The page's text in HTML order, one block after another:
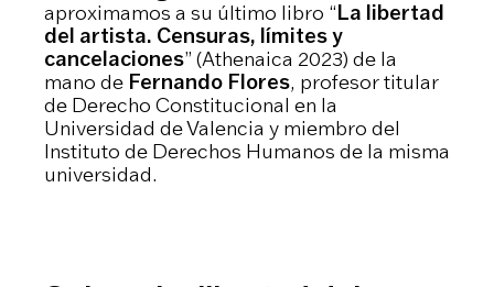
aproximamos a su último libro “La libertad
del artista. Censuras, límites y
cancelaciones” (Athenaica 2023) de la
mano de Fernando Flores, profesor titular
de Derecho Constitucional en la
Universidad de Valencia y miembro del
Instituto de Derechos Humanos de la misma
universidad.